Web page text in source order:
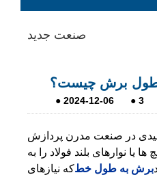
صنعت جدید
طول برش چیست؟
● 2024-12-06 ● 3
در صنعت مدرن پردازش
یا نوارهای بلند فولاد را به
برش به طول خطکه نیازهای